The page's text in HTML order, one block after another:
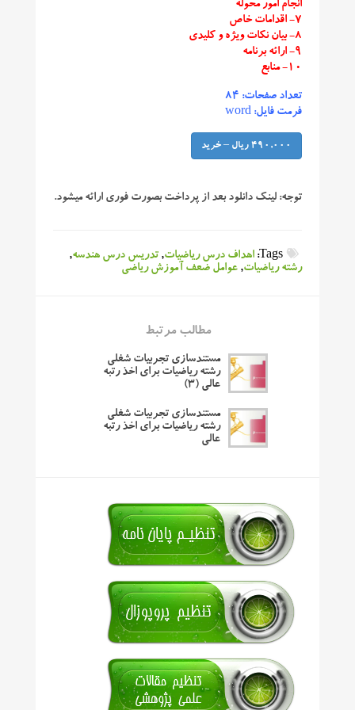
انجام امور محوله
۷- اقدامات خاص
۸- بیان نکات ویژه و کلیدی
۹- ارائه برنامه
۱۰- منابع
تعداد صفحات: ۸۴
فرمت فایل: word
490,000 ریال – خرید
توجه: لینک دانلود بعد از پرداخت بصورت فوری ارائه میشود.
Tags: اهداف درس ریاضیات,تدریس درس هندسه,
رشته ریاضیات,عوامل ضعف آموزش ریاضی
مطالب مرتبط
مستندسازی تجربیات شغلی
رشته ریاضیات برای اخذ رتبه
عالی (۳)
مستندسازی تجربیات شغلی
رشته ریاضیات برای اخذ رتبه
عالی